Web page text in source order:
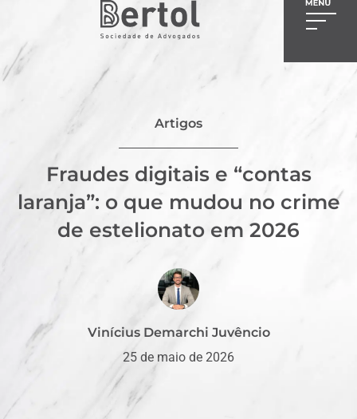
Artigos
Fraudes digitais e “contas
laranja”: o que mudou no crime
de estelionato em 2026
Vinícius Demarchi Juvêncio
25 de maio de 2026